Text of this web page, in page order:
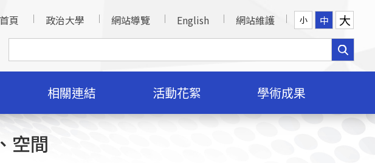
頁 政治大學 網站導覽 English 網站維護 小 中 大
相關連結 活動花絮 學術成果
空間